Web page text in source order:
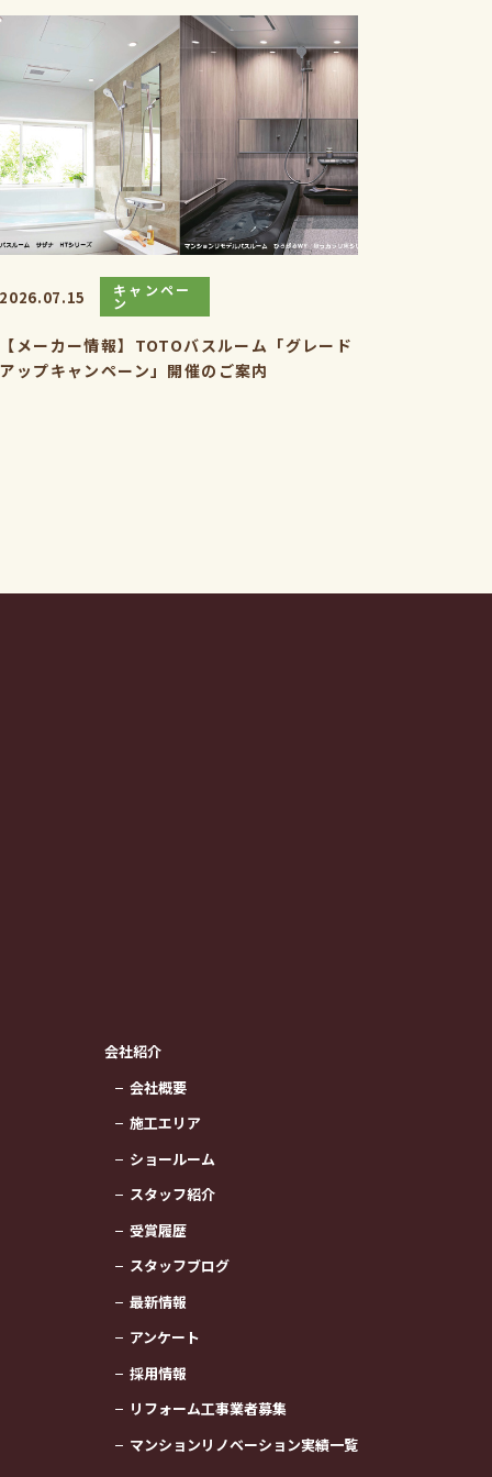
2026.07.15 キャンペー
ン
【メーカー情報】TOTOバスルーム「グレード
アップキャンペーン」開催のご案内
会社紹介
会社概要
施工エリア
ショールーム
スタッフ紹介
受賞履歴
スタッフブログ
最新情報
アンケート
採用情報
リフォーム工事業者募集
マンションリノベーション実績一覧